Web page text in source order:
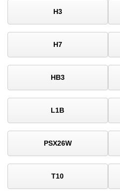
H3
H7
HB3
L1B
PSX26W
T10